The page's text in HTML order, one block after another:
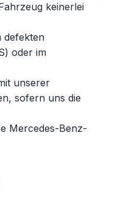
keinerlei
defekten
oder im
unserer
sofern uns die
Mercedes-Benz-